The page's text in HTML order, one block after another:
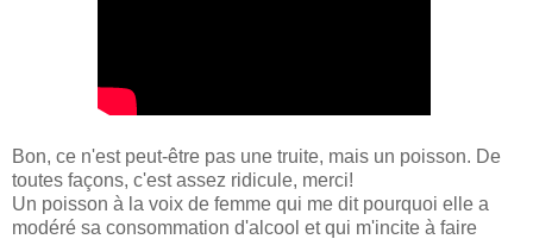
Bon, ce n'est peut-être pas une truite, mais un poisson. De
toutes façons, c'est assez ridicule, merci!
Un poisson à la voix de femme qui me dit pourquoi elle a
modéré sa consommation d'alcool et qui m'incite à faire